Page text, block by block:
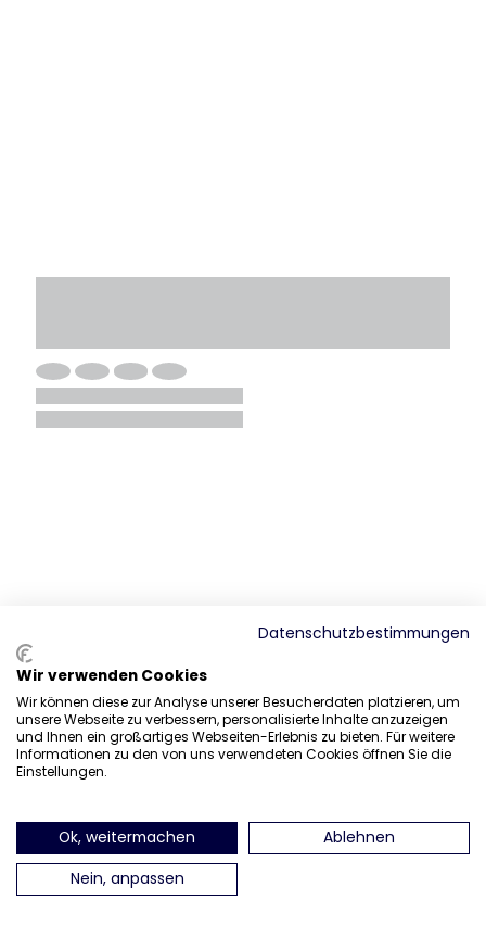
Datenschutzbestimmungen
Wir verwenden Cookies
Wir können diese zur Analyse unserer Besucherdaten platzieren, um
unsere Webseite zu verbessern, personalisierte Inhalte anzuzeigen
und Ihnen ein großartiges Webseiten-Erlebnis zu bieten. Für weitere
Informationen zu den von uns verwendeten Cookies öffnen Sie die
Einstellungen.
Ok, weitermachen
Ablehnen
Nein, anpassen